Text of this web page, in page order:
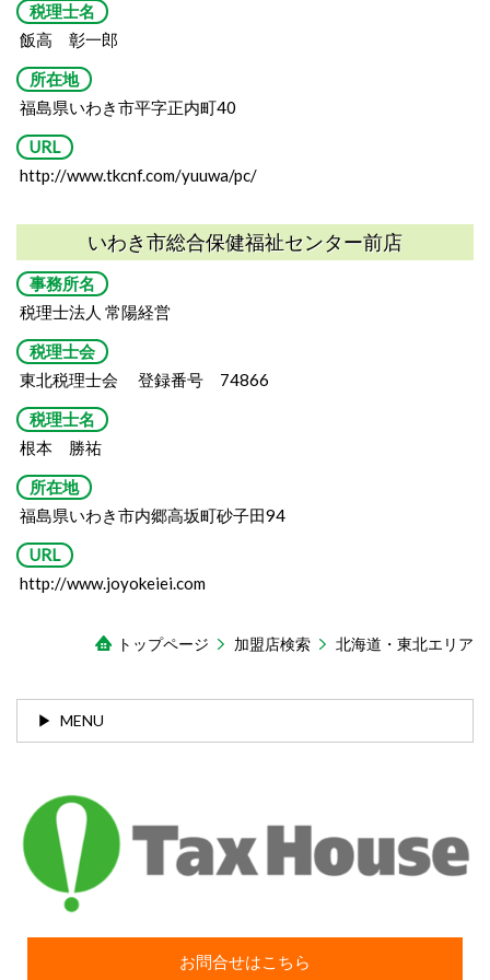
税理士名
飯高 彰一郎
所在地
福島県いわき市平字正内町40
URL
http://www.tkcnf.com/yuuwa/pc/
いわき市総合保健福祉センター前店
事務所名
税理士法人 常陽経営
税理士会
東北税理士会 登録番号 74866
税理士名
根本 勝祐
所在地
福島県いわき市内郷高坂町砂子田94
URL
http://www.joyokeiei.com
トップページ 加盟店検索 北海道・東北エリア
MENU
お問合せはこちら